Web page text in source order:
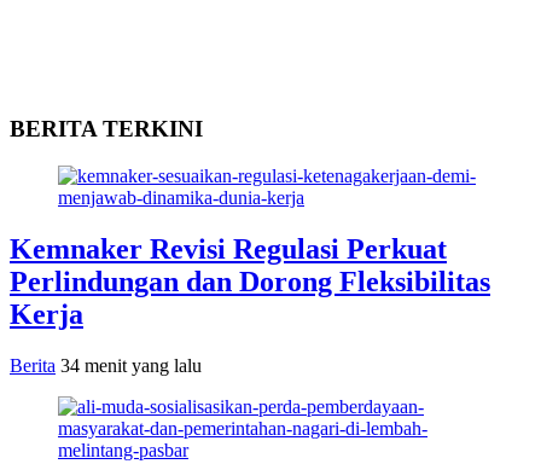
BERITA TERKINI
Kemnaker Revisi Regulasi Perkuat
Perlindungan dan Dorong Fleksibilitas
Kerja
Berita 34 menit yang lalu